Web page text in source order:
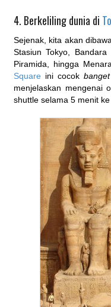
4. Berkeliling dunia di
Sejenak, kita akan
Stasiun Tokyo,
Piramida, hingga
Square ini cocok banget
menjelaskan mengenai
shuttle selama 5 menit